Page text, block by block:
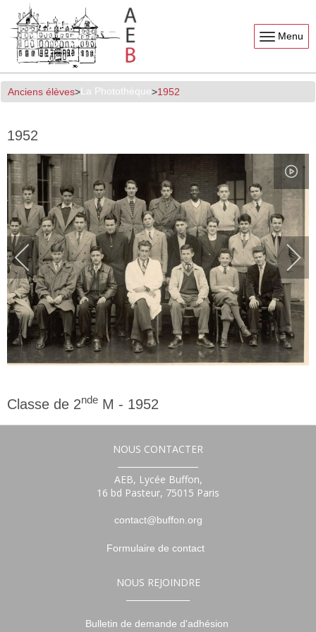
Menu
Anciens élèves La Photothèque 1952
1952
Classe de 2nde M - 1952
2nde
NOUS CONTACTER
AEB, Lycée Buffon,
16 bd Pasteur, 75015 Paris
contact@buffon.org
Formulaire de contact
NOUS REJOINDRE
Bulletin de demande d'adhésion